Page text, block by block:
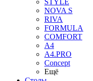
STYLE
NOVA S
RIVA
FORMULA
COMFORT
A4
A4.PRO
Concept
Ещё